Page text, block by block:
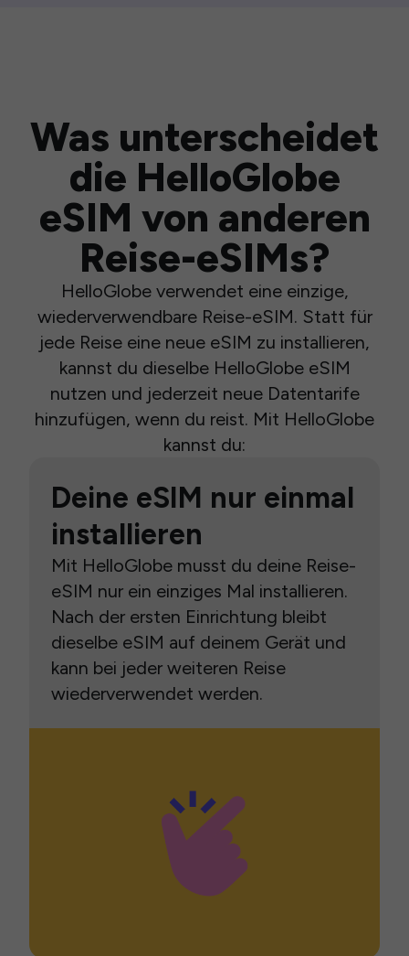
Was unterscheidet
die HelloGlobe
eSIM von anderen
Reise-eSIMs?
HelloGlobe verwendet eine einzige,
wiederverwendbare Reise-eSIM. Statt für
jede Reise eine neue eSIM zu installieren,
kannst du dieselbe HelloGlobe eSIM
nutzen und jederzeit neue Datentarife
hinzufügen, wenn du reist. Mit HelloGlobe
kannst du:
Deine eSIM nur einmal
installieren
Mit HelloGlobe musst du deine Reise-
eSIM nur ein einziges Mal installieren.
Nach der ersten Einrichtung bleibt
dieselbe eSIM auf deinem Gerät und
kann bei jeder weiteren Reise
wiederverwendet werden.